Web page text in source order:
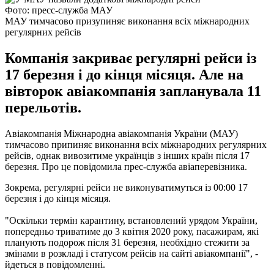
Фото: пресс-служба МАУ
МАУ тимчасово призупиняє виконання всіх міжнародних
регулярних рейсів
Компанія закриває регулярні рейси із
17 березня і до кінця місяця. Але на
вівторок авіакомпанія запланувала 11
перельотів.
Авіакомпанія Міжнародна авіакомпанія України (МАУ)
тимчасово припиняє виконання всіх міжнародних регулярних
рейсів, однак вивозитиме українців з інших країн після 17
березня. Про це повідомила прес-служба авіаперевізника.
Зокрема, регулярні рейси не виконуватимуться із 00:00 17
березня і до кінця місяця.
"Оскільки термін карантину, встановлений урядом України,
попередньо триватиме до 3 квітня 2020 року, пасажирам, які
планують подорож після 31 березня, необхідно стежити за
змінами в розкладі і статусом рейсів на сайті авіакомпанії", -
йдеться в повідомленні.